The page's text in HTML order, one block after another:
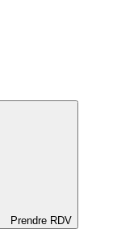
Prendre RDV